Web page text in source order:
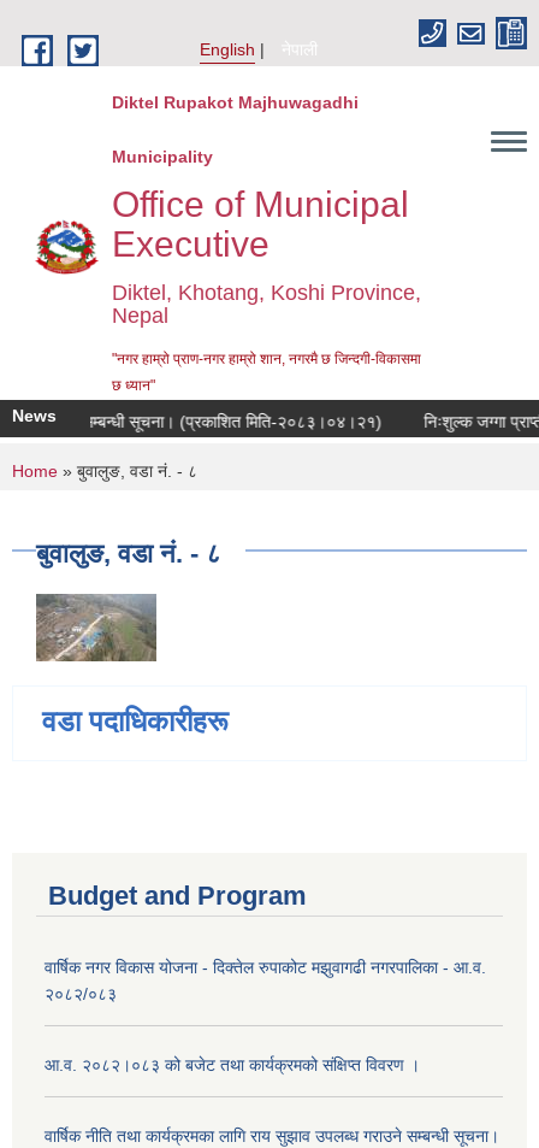
English
नेपाली
Diktel Rupakot Majhuwagadhi
Municipality
Office of Municipal
Executive
Diktel, Khotang, Koshi Province,
Nepal
"नगर हाम्रो प्राण-नगर हाम्रो शान, नगरमै छ जिन्दगी-विकासमा
छ ध्यान"
Newsहुने सम्बन्धी सूचना। (प्रकाशित मिति-२०८३।०४।२१) निःशुल्क जग्गा
You are here
Home » बुवालुङ, वडा नं. - ८
बुवालुङ, वडा नं. - ८
वडा पदाधिकारीहरू
Budget and Program
वार्षिक नगर विकास योजना - दिक्तेल रुपाकोट मझुवागढी नगरपालिका - आ.व.
२०८२/०८३
आ.व. २०८२।०८३ को बजेट तथा कार्यक्रमको संक्षिप्त विवरण ।
वार्षिक नीति तथा कार्यक्रमका लागि राय सुझाव उपलब्ध गराउने सम्बन्धी सूचना।